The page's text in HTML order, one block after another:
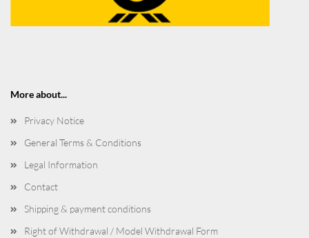
More about...
Privacy Notice
General Terms & Conditions
Legal Information
Contact
Shipping & payment conditions
Right of Withdrawal / Model Withdrawal Form